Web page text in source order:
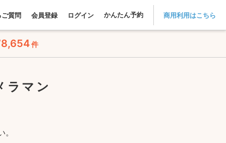
ご質問 会員登録 ログイン かんたん予約 商用利用はこちら
件
ラマン